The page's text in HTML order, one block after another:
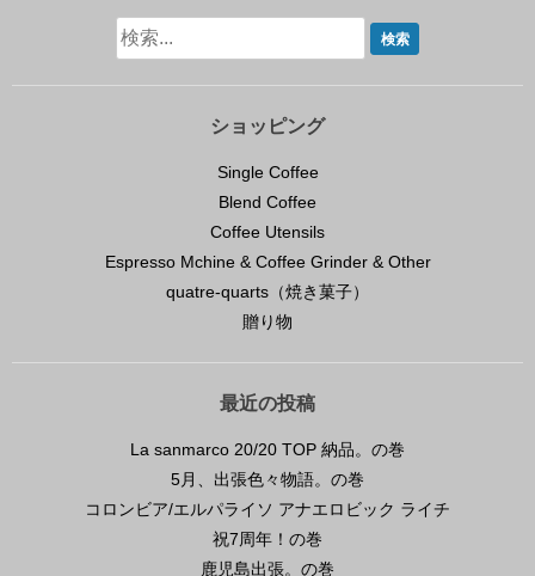
ショッピング
Single Coffee
Blend Coffee
Coffee Utensils
Espresso Mchine & Coffee Grinder & Other
quatre-quarts（焼き菓子）
贈り物
最近の投稿
La sanmarco 20/20 TOP 納品。の巻
5月、出張色々物語。の巻
コロンビア/エルパライソ アナエロビック ライチ
祝7周年！の巻
鹿児島出張。の巻